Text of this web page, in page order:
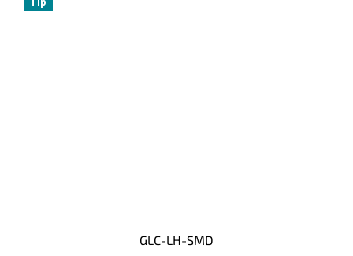
GLC-LH-SMD